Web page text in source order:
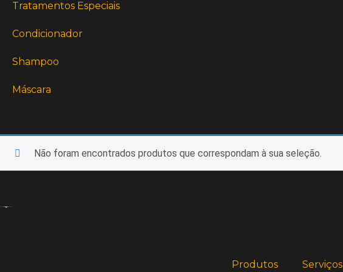
Tratamentos Especiais
Condicionador
Shampoo
Máscara
Não foram encontrados produtos que correspondam à sua seleção.
Produtos Serviços